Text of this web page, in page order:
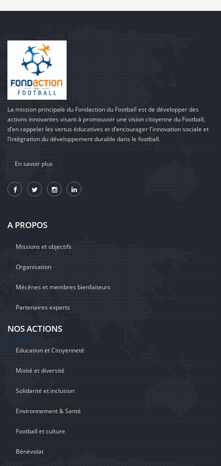
La mission principale du Fondaction du Football est de développer des
actions innovantes visant à promouvoir une vision citoyenne du Football,
d’en rappeler les vertus éducatives et d’encourager l'innovation sociale et
l’intégration du développement durable dans le football.
En savoir plus
A PROPOS
Missions et objectifs
Organisation
Mécènes et membres bienfaiteurs
Partenaires experts
NOS ACTIONS
Education et Citoyenneté
Mixité et diversité
Solidarité et inclusion
Environnement & Santé
Football et culture
Bénévolat